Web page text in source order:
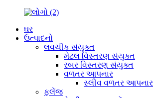
ઘર
ઉત્પાદનો
લવચીક સંયુક્ત
મેટલ વિસ્તરણ સંયુક્ત
રબર વિસ્તરણ સંયુક્ત
વળતર આપનાર
સ્લીવ વળતર આપનાર
ફ્લેંજ